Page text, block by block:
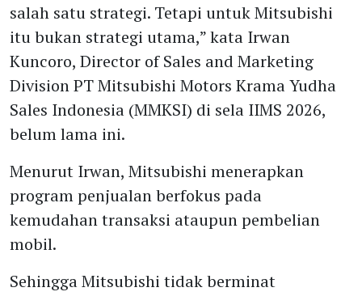
salah satu strategi. Tetapi untuk Mitsubishi
itu bukan strategi utama,” kata Irwan
Kuncoro, Director of Sales and Marketing
Division PT Mitsubishi Motors Krama Yudha
Sales Indonesia (MMKSI) di sela IIMS 2026,
belum lama ini.
Menurut Irwan, Mitsubishi menerapkan
program penjualan berfokus pada
kemudahan transaksi ataupun pembelian
mobil.
Sehingga Mitsubishi tidak berminat